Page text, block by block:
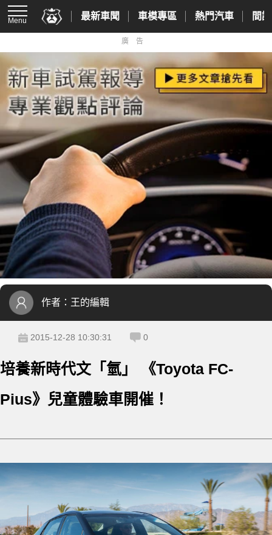
Menu 最新車聞 車模專區 熱門汽車 間
廣告
作者： 王的編輯
2015-12-28 10:30:31 0
培養新時代文「氫」 《Toyota FC-
Pius》兒童體驗車開催！